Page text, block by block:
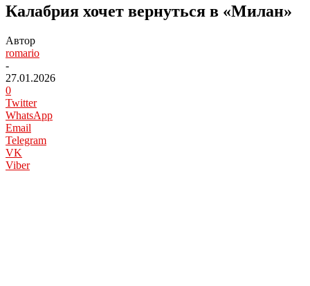
Калабрия хочет вернуться в «Милан»
Автор
romario
-
27.01.2026
0
Twitter
WhatsApp
Email
Telegram
VK
Viber